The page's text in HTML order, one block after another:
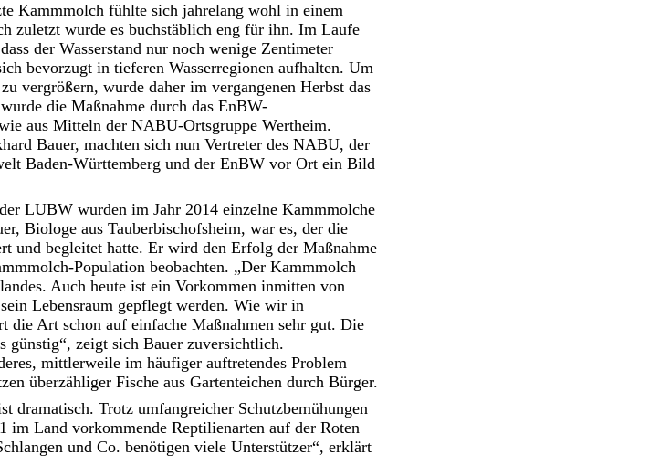
Kammmolch fühlte sich jahrelang wohl in einem
zuletzt wurde es buchstäblich eng für ihn. Im Laufe
der Wasserstand nur noch wenige Zentimeter
bevorzugt in tieferen Wasserregionen aufhalten. Um
vergrößern, wurde daher im vergangenen Herbst das
die Maßnahme durch das EnBW-
aus Mitteln der NABU-Ortsgruppe Wertheim.
Bauer, machten sich nun Vertreter des NABU, der
Baden-Württemberg und der EnBW vor Ort ein Bild
LUBW wurden im Jahr 2014 einzelne Kammmolche
Biologe aus Tauberbischofsheim, war es, der die
und begleitet hatte. Er wird den Erfolg der Maßnahme
Population beobachten. „Der Kammmolch
Auch heute ist ein Vorkommen inmitten von
Lebensraum gepflegt werden. Wie wir in
die Art schon auf einfache Maßnahmen sehr gut. Die
günstig“, zeigt sich Bauer zuversichtlich.
mittlerweile im häufiger auftretendes Problem
überzähliger Fische aus Gartenteichen durch Bürger.
dramatisch. Trotz umfangreicher Schutzbemühungen
im Land vorkommende Reptilienarten auf der Roten
und Co. benötigen viele Unterstützer“, erklärt